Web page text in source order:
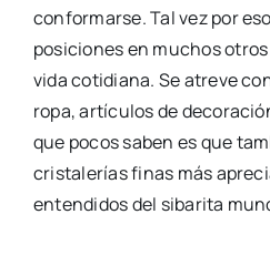
conformarse. Tal vez por
posiciones en muchos
vida cotidiana. Se atreve
ropa, artículos de
que pocos saben es que
cristalerías finas más
entendidos del sibarita